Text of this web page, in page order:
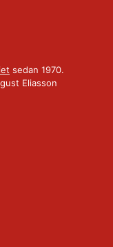
sedan 1970.
Eliasson